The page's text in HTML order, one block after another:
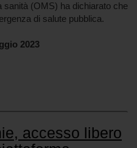
sanità (OMS) ha dichiarato che
di salute pubblica.
2023
accesso libero